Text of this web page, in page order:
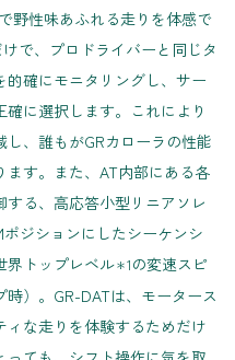
野性味あふれる走りを体感で
で、プロドライバーと同じタ
確にモニタリングし、サー
に選択します。これにより
、誰もがGRカローラの性能
す。また、AT内部にある各
る、高応答小型リニアソレ
ジションにしたシーケンシ
界トップレベル＊1の変速スピ
）。GR-DATは、モータース
な走りを体験するためだけ